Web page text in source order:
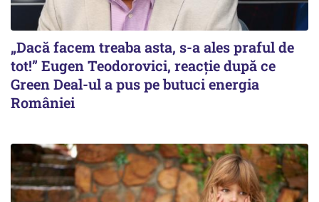
„Dacă facem treaba asta, s-a ales praful de
tot!” Eugen Teodorovici, reacție după ce
Green Deal-ul a pus pe butuci energia
României